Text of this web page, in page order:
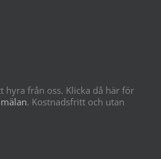
hyra från oss. Klicka då här för
. Kostnadsfritt och utan